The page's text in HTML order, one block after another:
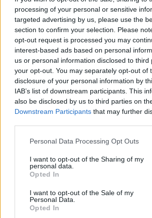
processing of your personal or sensitive
targeted advertising by us, please use the
section to confirm your selection. Please
opt-out request is processed you may
interest-based ads based on personal
us or personal information disclosed to third
your opt-out. You may separately opt-out of
disclosure of your personal information by
IAB’s list of downstream participants. This
also be disclosed by us to third parties on
Downstream Participants that may further
Please note that this website/app uses one
not limited to your visit or usage behaviour.
grant or deny consent to Google and its
use your data for below specified purposes
consent section.
Personal Data Processing Opt Outs
I want to opt-out of the Sharing of my
personal data.
Opted In
I want to opt-out of the Sale of my
Personal Data.
Opted In
ανωδομής.Στη Riviera Galleria έχουν
εργασίες σκυροδέτησης, ενώ
ηλεκτρομηχανολογικές εγκαταστάσεις,
του εξωτερικού κελύφους και οι
διαμόρφωσης των εσωτερικών και
χώρων.
Στο The Ellinikon Mall έχουν
εκσκαφές, ενώ η σύμβαση για την
οικοδομικού σκελετού έχει ήδη
έργου.
Η Μαρίνα Αγίου Κοσμά